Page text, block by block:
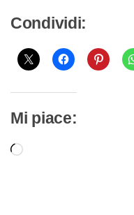
Condividi:
Mi piace:
Caricamento